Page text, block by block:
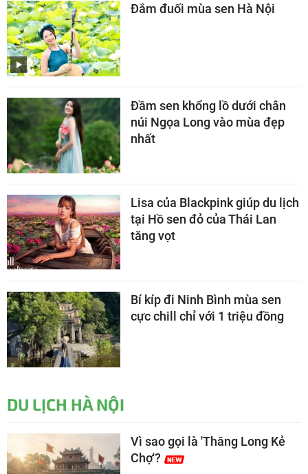
Đắm đuối mùa sen Hà Nội
Đầm sen khổng lồ dưới chân
núi Ngọa Long vào mùa đẹp
nhất
Lisa của Blackpink giúp du lịch
tại Hồ sen đỏ của Thái Lan
tăng vọt
Bí kíp đi Ninh Bình mùa sen
cực chill chỉ với 1 triệu đồng
DU LỊCH HÀ NỘI
Vì sao gọi là 'Thăng Long Kẻ
Chợ'?